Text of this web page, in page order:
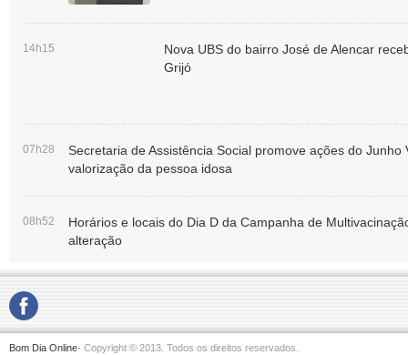
14h15
Nova UBS do bairro José de Alencar
Grijó
07h28
Secretaria de Assistência Social promove ações do
valorização da pessoa idosa
08h52
Horários e locais do Dia D da Campanha de
alteração
Bom Dia Online- Copyright © 2013. Todos os direitos reservados.